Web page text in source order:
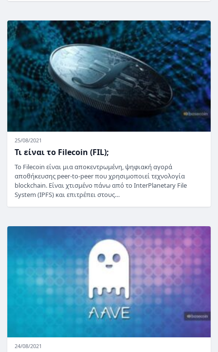
25/08/2021
Τι είναι το Filecoin (FIL);
Το Filecoin είναι μια αποκεντρωμένη, ψηφιακή αγορά
αποθήκευσης peer-to-peer που χρησιμοποιεί τεχνολογία
blockchain. Είναι χτισμένο πάνω από το InterPlanetary File
System (IPFS) και επιτρέπει στους…
24/08/2021